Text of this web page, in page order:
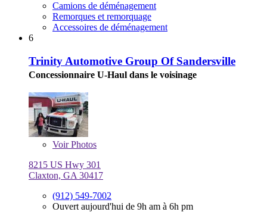
Camions de déménagement
Remorques et remorquage
Accessoires de déménagement
6
Trinity Automotive Group Of Sandersville
Concessionnaire U-Haul dans le voisinage
VoirPhotos
8215 US Hwy 301
Claxton, GA 30417
(912) 549-7002
Ouvert aujourd'hui de 9h am à 6h pm